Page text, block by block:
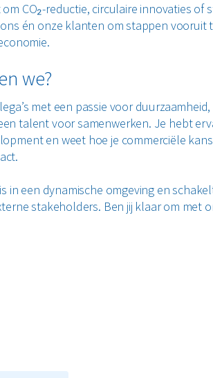
CO₂-reductie, circulaire innovaties of
én onze klanten om stappen vooruit
we?
met een passie voor
talent voor samenwerken. Je hebt
en weet hoe je commerciële
in een dynamische omgeving en
stakeholders. Ben jij klaar om met